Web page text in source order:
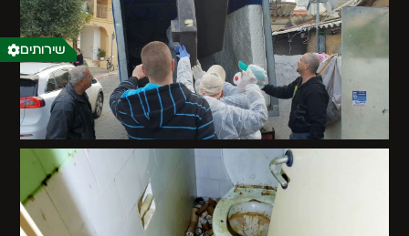
שירותים